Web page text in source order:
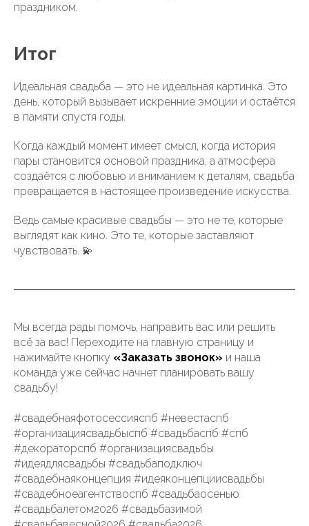
праздником.
Итог
Идеальная свадьба — это не идеальная картинка. Это
день, который вызывает искренние эмоции и остаётся
в памяти спустя годы.
Когда каждый момент имеет смысл, когда история
пары становится основой праздника, а атмосфера
создаётся с любовью и вниманием к деталям, свадьба
превращается в настоящее произведение искусства.
Ведь самые красивые свадьбы — это не те, которые
выглядят как кино. Это те, которые заставляют
чувствовать. 💫
Мы всегда рады помочь, направить вас или решить
всё за вас! Переходите на главную страницу и
нажимайте кнопку «Заказать звонок» и наша
команда уже сейчас начнет планировать вашу
свадьбу!
#свадебнаяфотосессияспб #невестаспб
#организациясвадьбыспб #свадьбаспб #спб
#декораторспб #организациясвадьбы
#идеядлясвадьбы #свадьбаподключ
#свадебнаяконцепция #идеяконцепциисвадьбы
#свадебноеагентствоспб #свадьбаосенью
#свадьбалетом2026 #свадьбазимой